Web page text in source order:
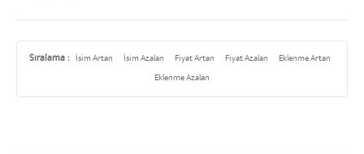
Sıralama : İsim Artan İsim Azalan Fiyat Artan Fiyat Azalan
Eklenme Artan
Eklenme Azalan